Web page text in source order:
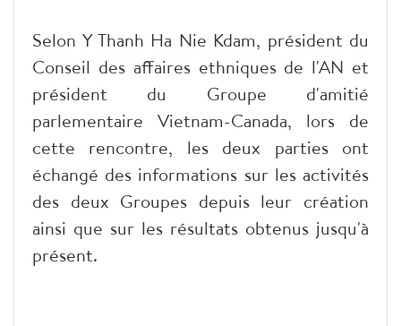
Selon Y Thanh Ha Nie Kdam, président du
Conseil des affaires ethniques de l'AN et
président du Groupe d'amitié
parlementaire Vietnam-Canada, lors de
cette rencontre, les deux parties ont
échangé des informations sur les activités
des deux Groupes depuis leur création
ainsi que sur les résultats obtenus jusqu'à
présent.